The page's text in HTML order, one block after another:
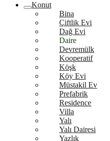
Konut
Bina
Çiftlik Evi
Dağ Evi
Daire
Devremülk
Kooperatif
Köşk
Köy Evi
Müstakil Ev
Prefabrik
Residence
Villa
Yalı
Yalı Dairesi
Yazlık